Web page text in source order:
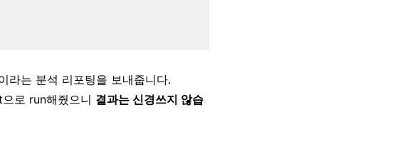
라는 분석 리포팅을 보내줍니다.
로 run해줬으니 결과는 신경쓰지 않습